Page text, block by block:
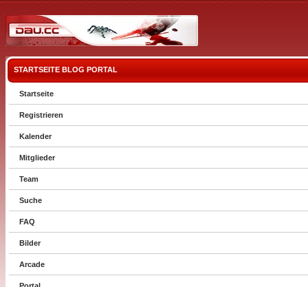
STARTSEITE BLOG PORTAL
Startseite
Registrieren
Kalender
Mitglieder
Team
Suche
FAQ
Bilder
Arcade